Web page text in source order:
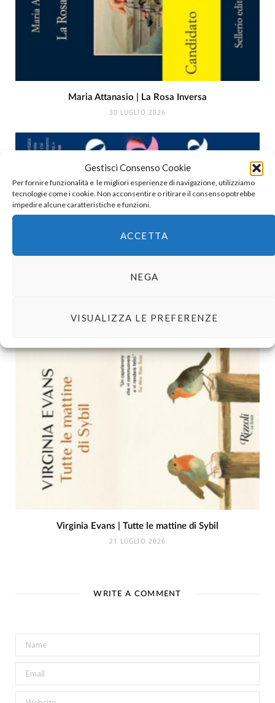
Gestisci Consenso Cookie
Per fornire funzionalità e le migliori esperienze di navigazione, utilizziamo
tecnologie come i cookie. Non acconsentire o ritirare il consenso potrebbe
impedire alcune caratteristiche e funzioni.
ACCETTA
NEGA
VISUALIZZA LE PREFERENZE
Maria Attanasio | La Rosa Inversa
30 LUGLIO 2026
Virginia Evans | Tutte le mattine di Sybil
21 LUGLIO 2026
WRITE A COMMENT